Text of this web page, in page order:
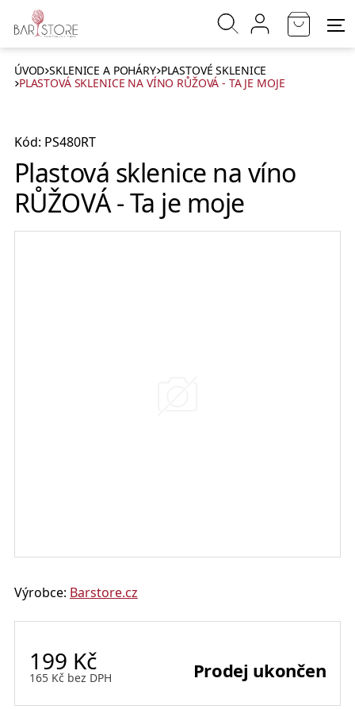
ÚVOD SKLENICE A POHÁRY PLASTOVÉ SKLENICE
PLASTOVÁ SKLENICE NA VÍNO RŮŽOVÁ - TA JE MOJE
Kód: PS480RT
Plastová sklenice na víno
RŮŽOVÁ - Ta je moje
Výrobce: Barstore.cz
199 Kč
165 Kčbez DPH Prodej ukončen